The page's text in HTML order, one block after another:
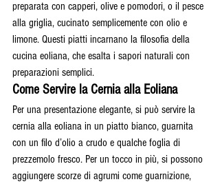
preparata con capperi, olive e pomodori, o il pesce
alla griglia, cucinato semplicemente con olio e
limone. Questi piatti incarnano la filosofia della
cucina eoliana, che esalta i sapori naturali con
preparazioni semplici.
Come Servire la Cernia alla Eoliana
Per una presentazione elegante, si può servire la
cernia alla eoliana in un piatto bianco, guarnita
con un filo d’olio a crudo e qualche foglia di
prezzemolo fresco. Per un tocco in più, si possono
aggiungere scorze di agrumi come guarnizione,